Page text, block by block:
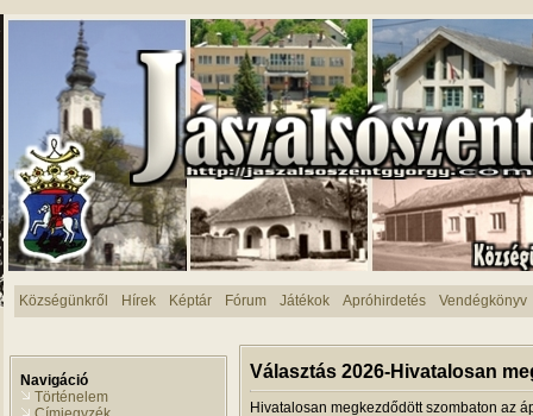
Községünkről Hírek Képtár Fórum Játékok Apróhirdetés Vendégkönyv
Navigáció
Történelem
Választás 2026-Hivatalosan
Hivatalosan megkezdődött szombaton az